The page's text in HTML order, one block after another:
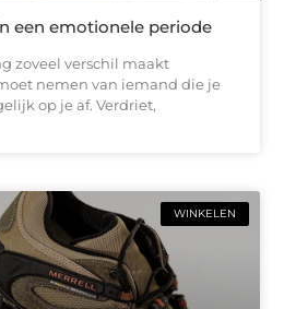
een emotionele periode
zoveel verschil maakt
nemen van iemand die je
op je af. Verdriet,
WINKELEN